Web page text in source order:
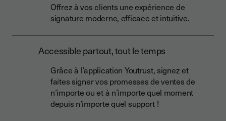
Offrez à vos clients une expérience de
signature moderne, efficace et intuitive.
Accessible partout, tout le temps
Grâce à l’application Youtrust, signez et
faites signer vos promesses de ventes de
n’importe ou et à n’importe quel moment
depuis n’importe quel support !